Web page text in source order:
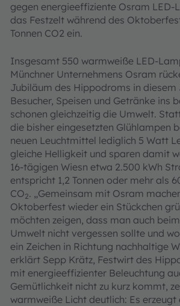
gegen energieeffiziente Osram LED-
das Festzelt während des
Tonnen CO2 ein.
Insgesamt 550 warmweiße LED-
Münchner Unternehmens Osram
Jubiläum des Hippodroms in diesem
Besucher, Speisen und Getränke ins
schonen gleichzeitig die Umwelt.
die bisher eingesetzten Glühlampen
neuen Leuchtmittel lediglich 5 Watt
gleiche Helligkeit und sparen damit
16-tägigen Wiesn etwa 2.500 kWh
entspricht 1,2 Tonnen oder mehr als
CO2. „Gemeinsam mit Osram
Oktoberfest wieder ein Stückchen
möchten zeigen, dass man auch
Umwelt nicht vergessen sollte und
ein Zeichen in Richtung nachhaltige
erklärt Sepp Krätz, Festwirt des
mit energieeffizienter Beleuchtung
Gemütlichkeit nicht zu kurz kommt,
warmweiße Licht deutlich: Es erzeugt